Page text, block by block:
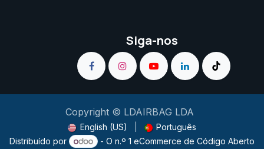
Siga-nos
Copyright © LDAIRBAG LDA
English (US)
Português
Distribuído por
- O n.º 1 eCommerce de Código Aberto